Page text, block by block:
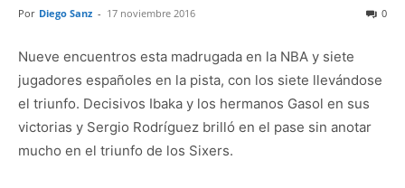
Por Diego Sanz - 17 noviembre 2016 0
Nueve encuentros esta madrugada en la NBA y siete
jugadores españoles en la pista, con los siete llevándose
el triunfo. Decisivos Ibaka y los hermanos Gasol en sus
victorias y Sergio Rodríguez brilló en el pase sin anotar
mucho en el triunfo de los Sixers.